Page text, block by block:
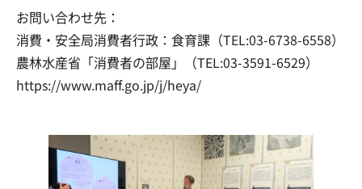
お問い合わせ先：
消費・安全局消費者行政：食育課（TEL:03-6738-6558）
農林水産省「消費者の部屋」（TEL:03-3591-6529）
https://www.maff.go.jp/j/heya/